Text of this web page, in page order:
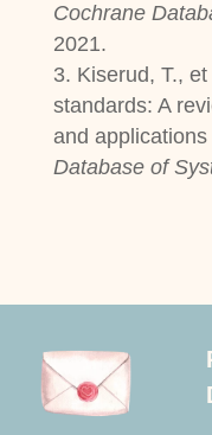
Cochrane
2021.
Kiserud, T.,
standards: A
and
Database of